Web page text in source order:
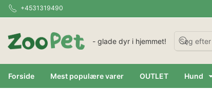
+4531319490
- glade dyr i hjemmet!
Forside Mest populære varer OUTLET Hund